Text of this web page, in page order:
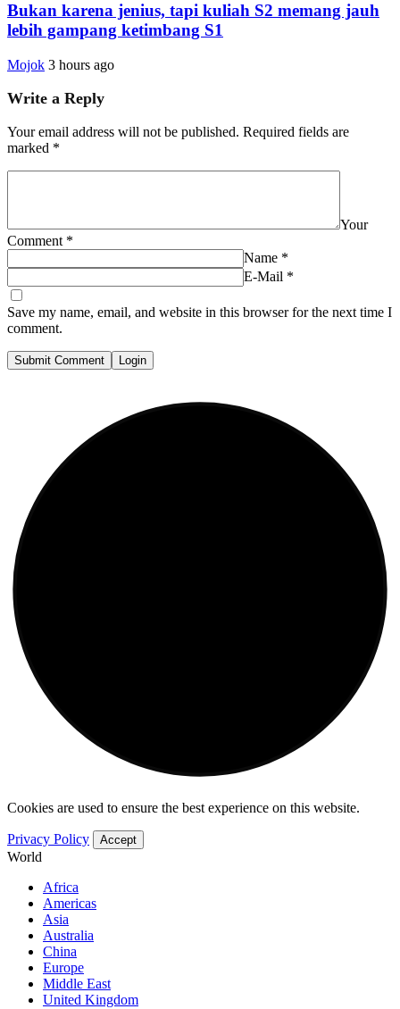
Bukan karena jenius, tapi kuliah S2 memang jauh
lebih gampang ketimbang S1
Mojok 3 hours ago
Write a Reply
Your email address will not be published. Required fields are
marked *
Your
Comment *
Name *
E-Mail *
Save my name, email, and website in this browser for the next time I
comment.
Submit Comment Login
Cookies are used to ensure the best experience on this website.
Privacy Policy Accept
World
Africa
Americas
Asia
Australia
China
Europe
Middle East
United Kingdom